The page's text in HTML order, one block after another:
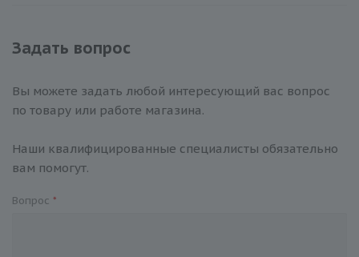
Задать вопрос
Вы можете задать любой интересующий вас вопрос
по товару или работе магазина.
Наши квалифицированные специалисты обязательно
вам помогут.
Вопрос *